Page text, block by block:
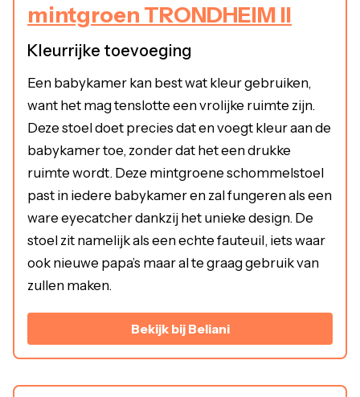
mintgroen TRONDHEIM II
Kleurrijke toevoeging
Een babykamer kan best wat kleur gebruiken,
want het mag tenslotte een vrolijke ruimte zijn.
Deze stoel doet precies dat en voegt kleur aan de
babykamer toe, zonder dat het een drukke
ruimte wordt. Deze mintgroene schommelstoel
past in iedere babykamer en zal fungeren als een
ware eyecatcher dankzij het unieke design. De
stoel zit namelijk als een echte fauteuil, iets waar
ook nieuwe papa’s maar al te graag gebruik van
zullen maken.
Bekijk bij Beliani